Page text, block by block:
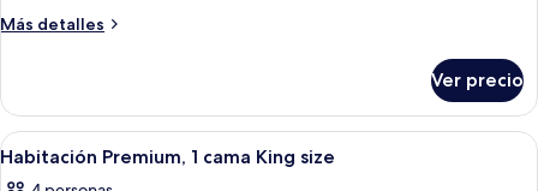
size,
para
personas
discapacitadas
Más detalles
Más
estándar,
cama
Ver precio
Abrir
todas
Habitación de hotel con una cama
3
Habitación Premium, 1 cama King size